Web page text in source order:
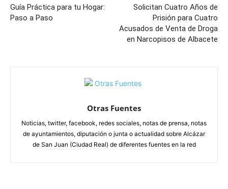
Guía Práctica para tu Hogar:
Paso a Paso
Solicitan Cuatro Años de
Prisión para Cuatro
Acusados de Venta de Droga
en Narcopisos de Albacete
Otras Fuentes
Noticias, twitter, facebook, redes sociales, notas de prensa, notas
de ayuntamientos, diputación o junta o actualidad sobre Alcázar
de San Juan (Ciudad Real) de diferentes fuentes en la red